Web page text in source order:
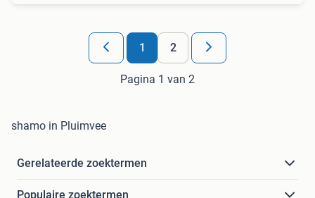
1 2
Pagina 1 van 2
shamo in Pluimvee
Gerelateerde zoektermen
Populaire zoektermen